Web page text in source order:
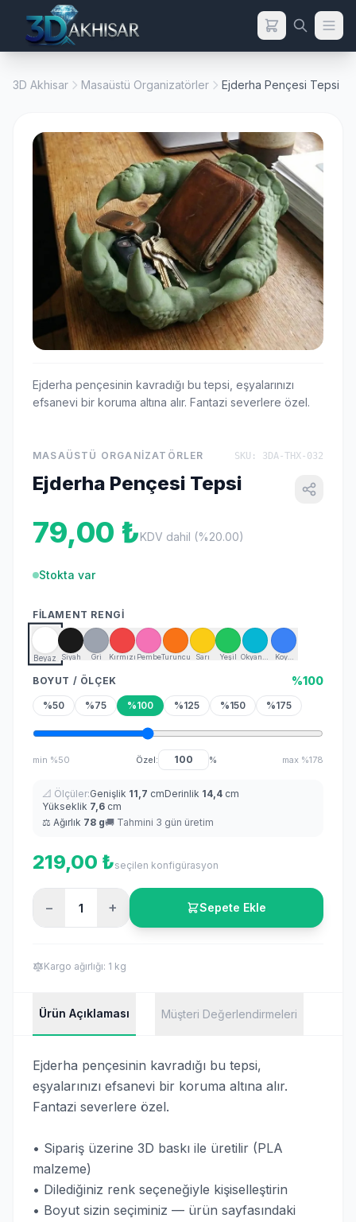
3D Akhisar Masaüstü Organizatörler Ejderha Pençesi Tepsi
Ejderha pençesinin kavradığı bu tepsi, eşyalarınızı
efsanevi bir koruma altına alır. Fantazi severlere özel.
MASAÜSTÜ ORGANIZATÖRLER SKU: 3DA-THX-032
Ejderha Pençesi Tepsi
79,00 ₺KDV dahil (%20.00)
Stokta var
FILAMENT RENGI
Beyaz Siyah Gri Kırmızı PembeTuruncu Sarı Yeşil
Okyanus
Koyu
BOYUT / ÖLÇEK %100
%50 %75 %100 %125 %150 %175
min %50 Özel: % max %178
📐 Ölçüler:Genişlik 11,7 cmDerinlik 14,4 cm
Yükseklik 7,6 cm
⚖️ Ağırlık 78 g🚚 Tahmini 3 gün üretim
219,00 ₺seçilen konfigürasyon
− + Sepete Ekle
Kargo ağırlığı: 1 kg
Ürün Açıklaması Müşteri Değerlendirmeleri
Ejderha pençesinin kavradığı bu tepsi,
eşyalarınızı efsanevi bir koruma altına alır.
Fantazi severlere özel.
• Sipariş üzerine 3D baskı ile üretilir (PLA
malzeme)
• Dilediğiniz renk seçeneğiyle kişiselleştirin
• Boyut sizin seçiminiz — ürün sayfasındaki